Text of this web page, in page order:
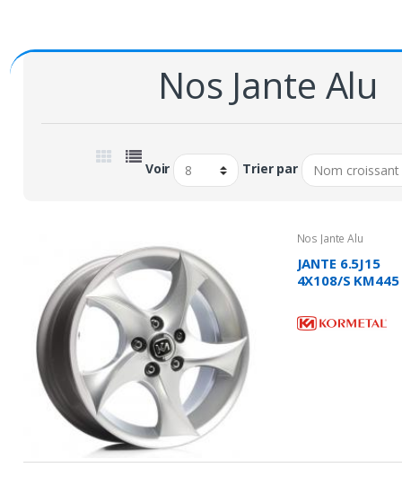
Nos Jante Alu
Voir Trier par
Nos Jante Alu
JANTE 6.5J15
4X108/S KM445